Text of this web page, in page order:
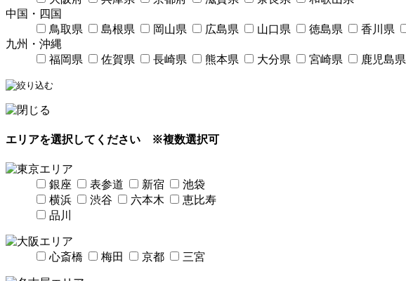
中国・四国
鳥取県
島根県 岡山県 広島県 山口県 徳島県 香川県
九州・沖縄
福岡県
佐賀県 長崎県 熊本県 大分県 宮崎県 鹿児島県
エリアを選択してください ※複数選択可
銀座 表参道 新宿
池袋
横浜
渋谷 六本木
恵比寿
品川
心斎橋 梅田 京都 三宮